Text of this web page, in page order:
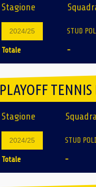
Stagione
2024/25 STUD
Totale -
PLAYOFF
Stagione
2024/25 STUD
Totale -